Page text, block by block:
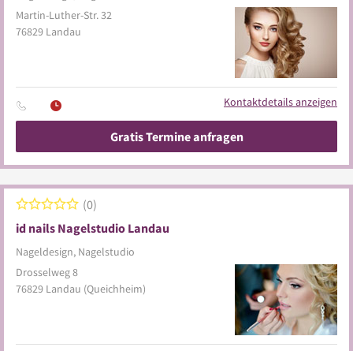
Martin-Luther-Str. 32
76829 Landau
Kontaktdetails anzeigen
Gratis Termine anfragen
id nails Nagelstudio Landau
Nageldesign, Nagelstudio
0
Drosselweg 8
76829 Landau (Queichheim)